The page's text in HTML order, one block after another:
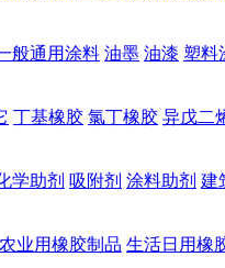
般通用涂料 油墨 油漆 塑料
丁基橡胶 氯丁橡胶 异戊二
学助剂 吸附剂 涂料助剂 建
农业用橡胶制品 生活日用橡